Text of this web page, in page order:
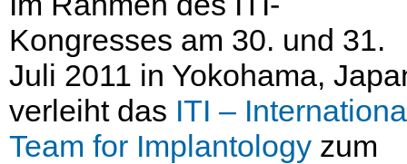
Kongresses am 30. und 31.
Juli 2011 in Yokohama,
verleiht das ITI –
Team for Implantology zum